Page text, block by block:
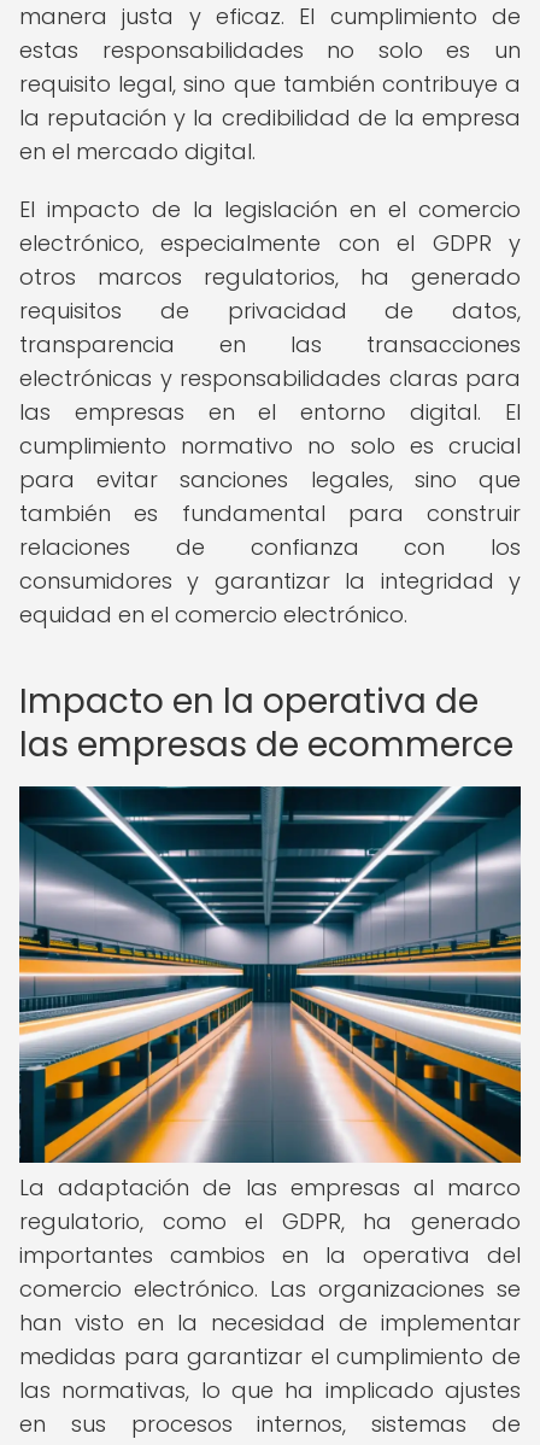
manera justa y eficaz. El cumplimiento de
estas responsabilidades no solo es un
requisito legal, sino que también contribuye a
la reputación y la credibilidad de la empresa
en el mercado digital.
El impacto de la legislación en el comercio
electrónico, especialmente con el GDPR y
otros marcos regulatorios, ha generado
requisitos de privacidad de datos,
transparencia en las transacciones
electrónicas y responsabilidades claras para
las empresas en el entorno digital. El
cumplimiento normativo no solo es crucial
para evitar sanciones legales, sino que
también es fundamental para construir
relaciones de confianza con los
consumidores y garantizar la integridad y
equidad en el comercio electrónico.
Impacto en la operativa de
las empresas de ecommerce
La adaptación de las empresas al marco
regulatorio, como el GDPR, ha generado
importantes cambios en la operativa del
comercio electrónico. Las organizaciones se
han visto en la necesidad de implementar
medidas para garantizar el cumplimiento de
las normativas, lo que ha implicado ajustes
en sus procesos internos, sistemas de